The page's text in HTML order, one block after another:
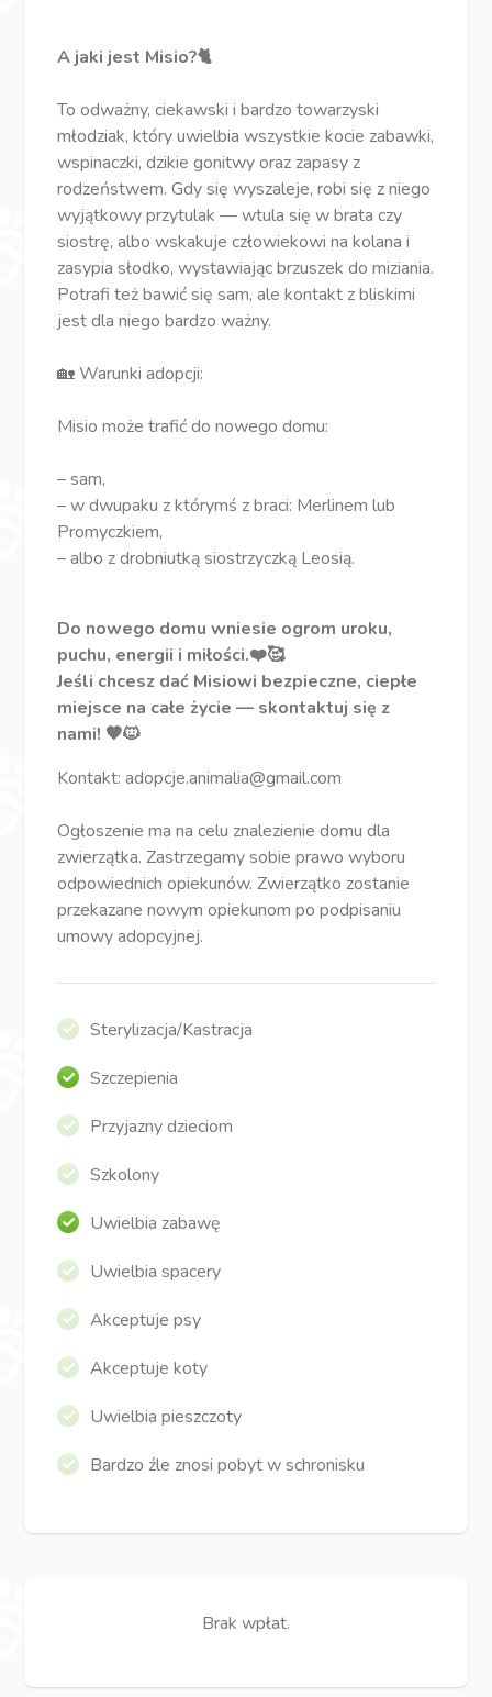
A jaki jest Misio?🐈
To odważny, ciekawski i bardzo towarzyski
młodziak, który uwielbia wszystkie kocie zabawki,
wspinaczki, dzikie gonitwy oraz zapasy z
rodzeństwem. Gdy się wyszaleje, robi się z niego
wyjątkowy przytulak — wtula się w brata czy
siostrę, albo wskakuje człowiekowi na kolana i
zasypia słodko, wystawiając brzuszek do miziania.
Potrafi też bawić się sam, ale kontakt z bliskimi
jest dla niego bardzo ważny.
🏡 Warunki adopcji:
Misio może trafić do nowego domu:
– sam,
– w dwupaku z którymś z braci: Merlinem lub
Promyczkiem,
– albo z drobniutką siostrzyczką Leosią.
Do nowego domu wniesie ogrom uroku,
puchu, energii i miłości.❤️🥰
Jeśli chcesz dać Misio­wi bezpieczne, ciepłe
miejsce na całe życie — skontaktuj się z
nami! 🧡🐱
Kontakt:adopcje.animalia@gmail.com
Ogłoszenie ma na celu znalezienie domu dla
zwierzątka. Zastrzegamy sobie prawo wyboru
odpowiednich opiekunów. Zwierzątko zostanie
przekazane nowym opiekunom po podpisaniu
umowy adopcyjnej.
Sterylizacja/Kastracja
Szczepienia
Przyjazny dzieciom
Szkolony
Uwielbia zabawę
Uwielbia spacery
Akceptuje psy
Akceptuje koty
Uwielbia pieszczoty
Bardzo źle znosi pobyt w schronisku
Brak wpłat.